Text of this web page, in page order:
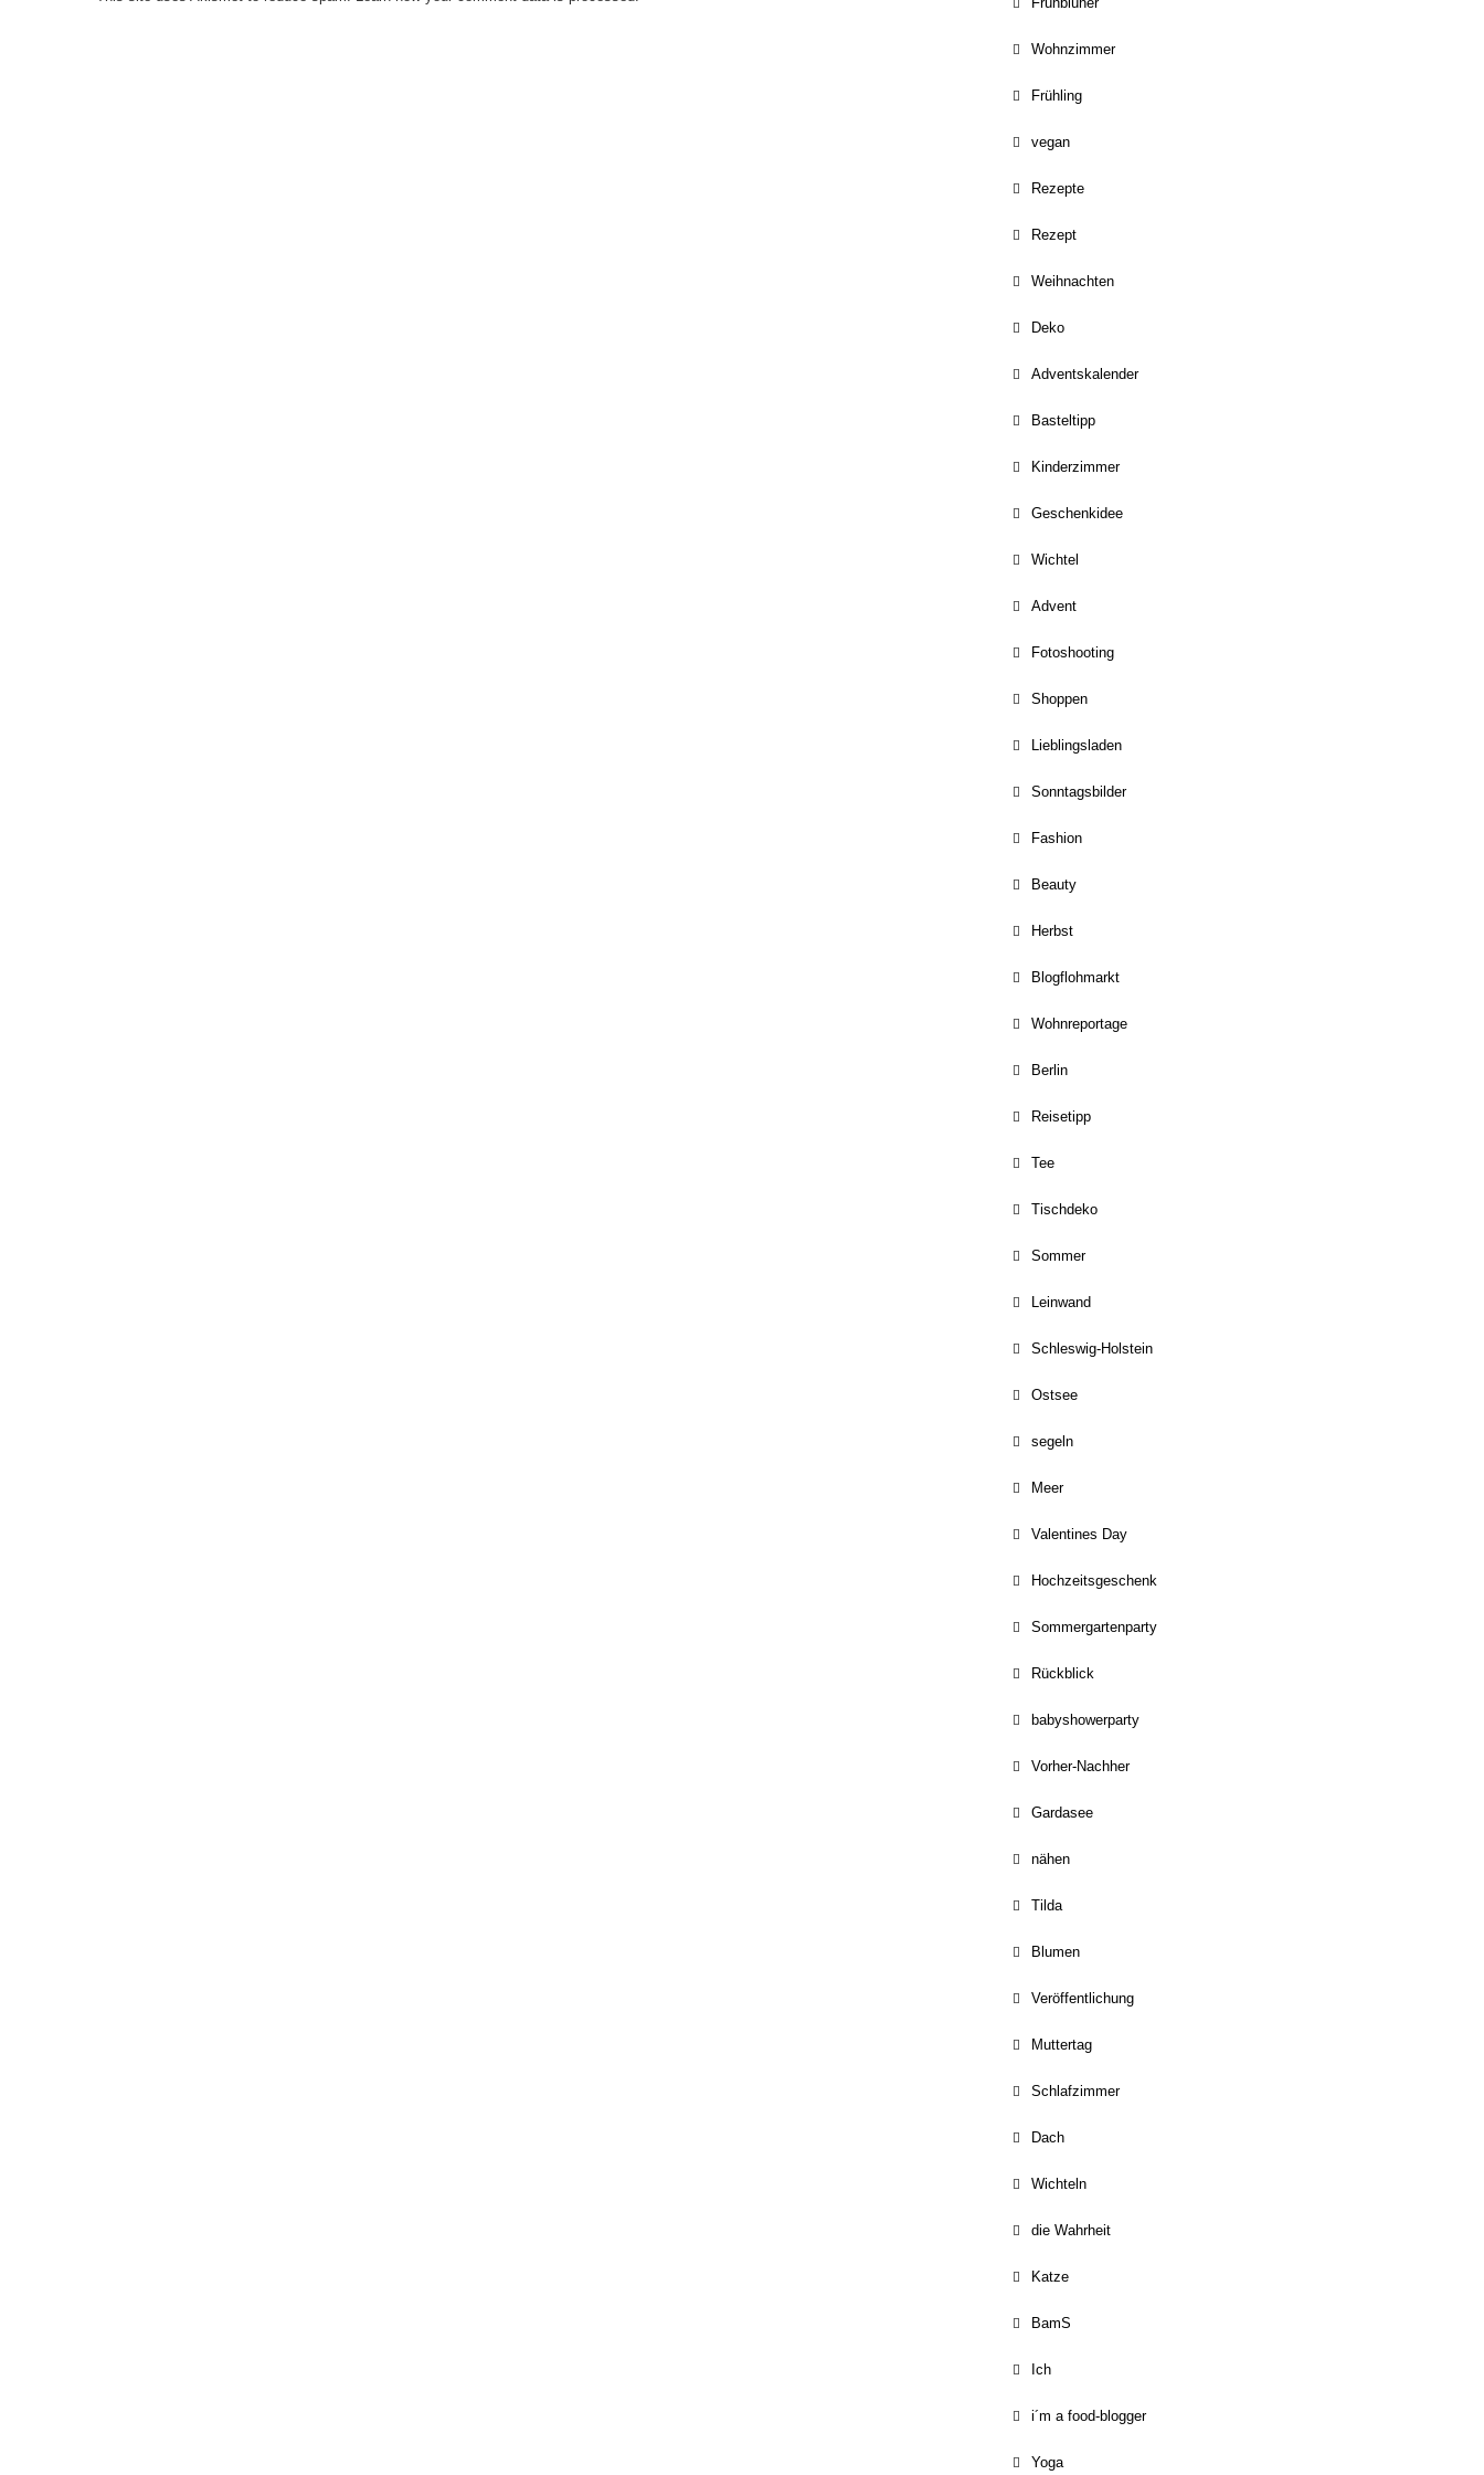
Wohnzimmer
Frühling
vegan
Rezepte
Rezept
Weihnachten
Deko
Adventskalender
Basteltipp
Kinderzimmer
Geschenkidee
Wichtel
Advent
Fotoshooting
Shoppen
Lieblingsladen
Sonntagsbilder
Fashion
Beauty
Herbst
Blogflohmarkt
Wohnreportage
Berlin
Reisetipp
Tee
Tischdeko
Sommer
Leinwand
Schleswig-Holstein
Ostsee
segeln
Meer
Valentines Day
Hochzeitsgeschenk
Sommergartenparty
Rückblick
babyshowerparty
Vorher-Nachher
Gardasee
nähen
Tilda
Blumen
Veröffentlichung
Muttertag
Schlafzimmer
Dach
Wichteln
die Wahrheit
Katze
BamS
Ich
i´m a food-blogger
Yoga